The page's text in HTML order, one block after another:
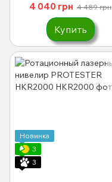
4 040 грн 4 489 грн
Купить
Новинка
3
3